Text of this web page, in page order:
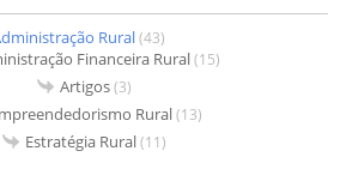
Rural(43)
Financeira Rural(15)
Artigos(3)
Rural(13)
Estratégia Rural(11)